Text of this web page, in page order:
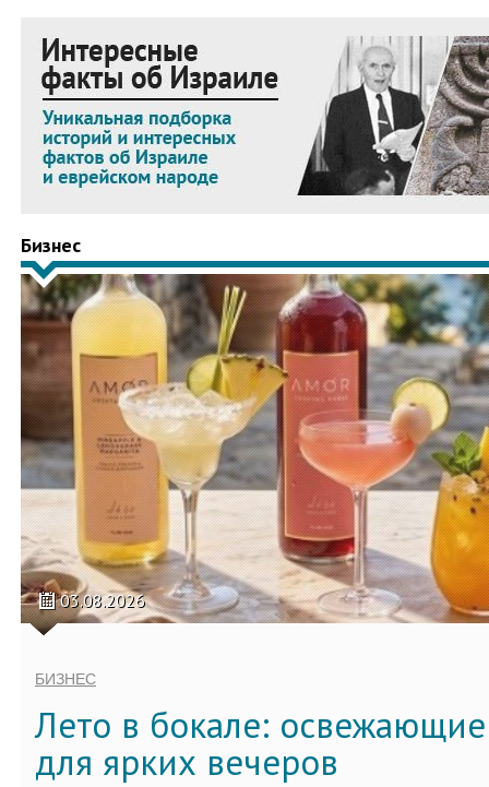
Бизнес
03.08.2026
БИЗНЕС
Лето в бокале:
для ярких вечеров